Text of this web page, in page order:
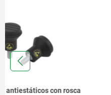
Botones esféricos